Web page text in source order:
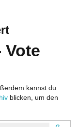
Vote
kannst du
blicken, um den